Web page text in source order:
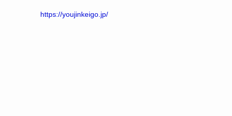
https://youjinkeigo.jp/